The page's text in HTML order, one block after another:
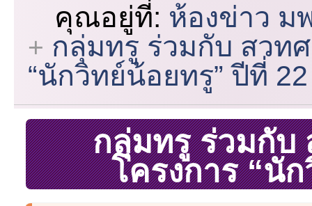
คุณอยู่ที่: ห้องข่าว ม
กลุ่มทรู ร่วมกับ สวท
“นักวิทย์น้อยทรู” ปีที่ 22
กลุ่มทรู ร่วมกับ
โครงการ “นั